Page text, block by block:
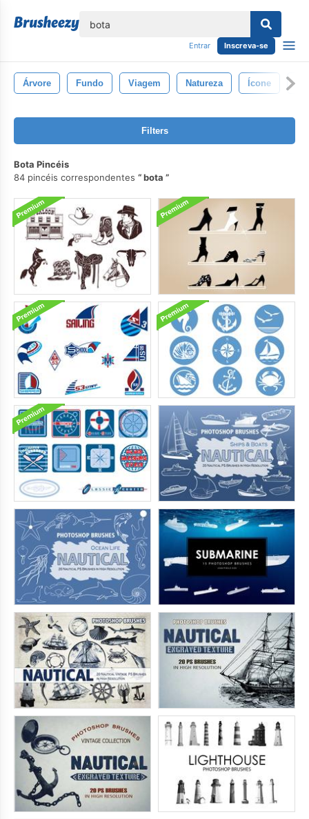
Entrar Inscreva-se
Árvore Fundo Viagem Natureza Ícone
Filters
Bota Pincéis
84 pincéis correspondentes
bota